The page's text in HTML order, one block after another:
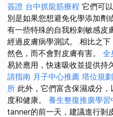
簽證 台中抓龍筋療程 它們可
別是如果您想避免化學添加劑
有一些特殊的自我粉刺敏感皮
經過皮膚病學測試。 相比之
然色，而不會對皮膚有害。 全
易於應用，快速吸收並提供持
請指南 月子中心推薦 塔位規
所 此外，它們富含保濕成分
度和健康。 養生整復推廣學習
tanner的前一天，建議進行剝